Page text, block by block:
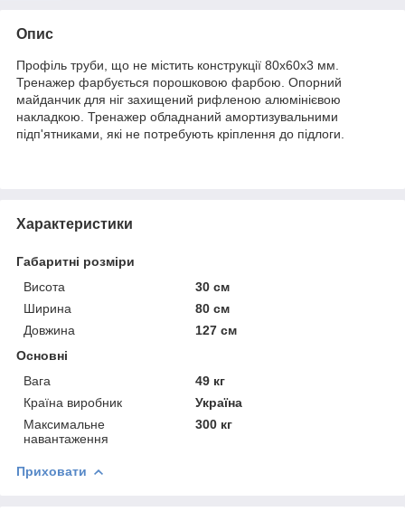
Опис
Профіль труби, що не містить конструкції 80х60х3 мм.
Тренажер фарбується порошковою фарбою. Опорний
майданчик для ніг захищений рифленою алюмінієвою
накладкою. Тренажер обладнаний амортизувальними
підп'ятниками, які не потребують кріплення до підлоги.
Характеристики
Габаритні розміри
Висота
30 см
Ширина
80 см
Довжина
127 см
Основні
Вага
49 кг
Країна виробник
Україна
Максимальне
навантаження
300 кг
Приховати